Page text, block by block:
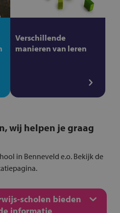
Verschillende
manieren van leren
wij helpen je graag
in Benneveld e.o. Bekijk de
scholen bieden